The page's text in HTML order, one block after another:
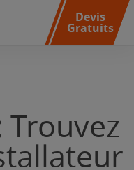
Devis
Gratuits
Trouvez